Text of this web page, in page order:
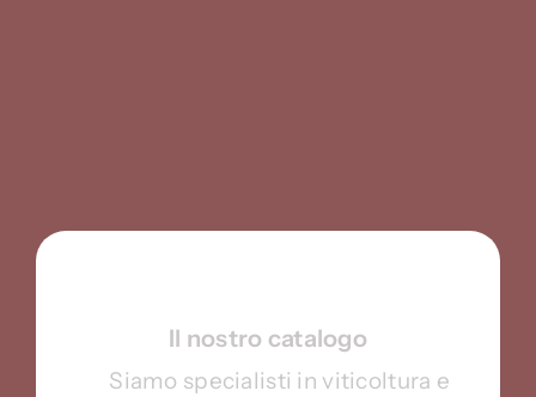
Il nostro catalogo
Siamo specialisti in viticoltura e